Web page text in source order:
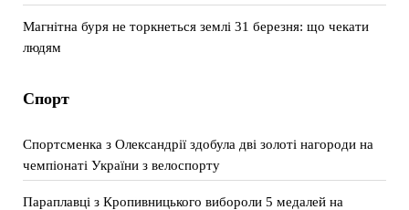
Магнітна буря не торкнеться землі 31 березня: що чекати
людям
Спорт
Спортсменка з Олександрії здобула дві золоті нагороди на
чемпіонаті України з велоспорту
Параплавці з Кропивницького вибороли 5 медалей на